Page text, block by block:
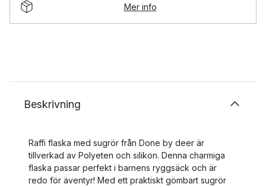
Mer info
Beskrivning
Raffi flaska med sugrör från Done by deer är
tillverkad av Polyeten och silikon. Denna charmiga
flaska passar perfekt i barnens ryggsäck och är
redo för äventyr! Med ett praktiskt gömbart sugrör